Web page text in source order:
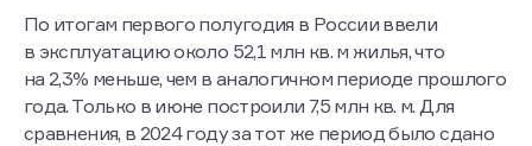
По итогам первого полугодия в России ввели
в эксплуатацию около 52,1 млн кв. м жилья, что
на 2,3% меньше, чем в аналогичном периоде прошлого
года. Только в июне построили 7,5 млн кв. м. Для
сравнения, в 2024 году за тот же период было сдано